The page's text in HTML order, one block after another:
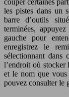
couper certaines
les pistes dans un
barre d’outils
terminées,
gauche pour
enregistrez le
sélectionnant dans
l’endroit où
et le nom que
pouvez consulter le